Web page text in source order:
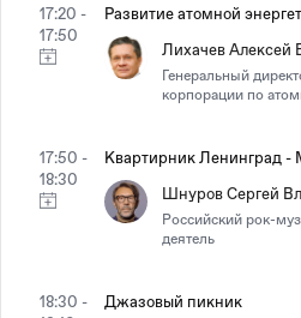
17:20 -
17:50
Развитие атомной
Лихачев Алексей
Генеральный
корпорации по
17:50 -
18:30
Квартирник Ленинград -
Шнуров Сергей
Российский рок-
деятель
18:30 -
Джазовый пикник